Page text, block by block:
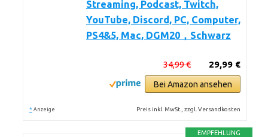
Streaming, Podcast, Twitch,
YouTube, Discord, PC, Computer,
PS4&5, Mac, DGM20，Schwarz
29,99 €
34,99 €
Bei Amazon ansehen
* Anzeige Preis inkl. MwSt., zzgl. Versandkosten
EMPFEHLUNG